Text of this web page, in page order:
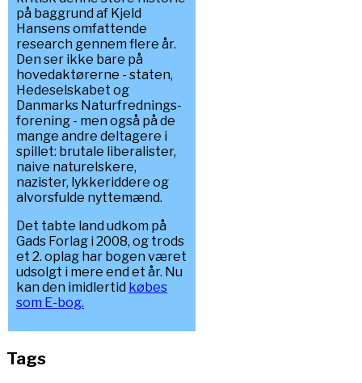
på baggrund af Kjeld
Hansens omfattende
research gennem flere år.
Den ser ikke bare på
hovedaktørerne - staten,
Hedeselskabet og
Danmarks Naturfrednings-
forening - men også på de
mange andre deltagere i
spillet: brutale liberalister,
naive naturelskere,
nazister, lykkeriddere og
alvorsfulde nyttemænd.
Det tabte land udkom på
Gads Forlag i 2008, og trods
et 2. oplag har bogen været
udsolgt i mere end et år. Nu
kan den imidlertid købes
som E-bog.
Tags